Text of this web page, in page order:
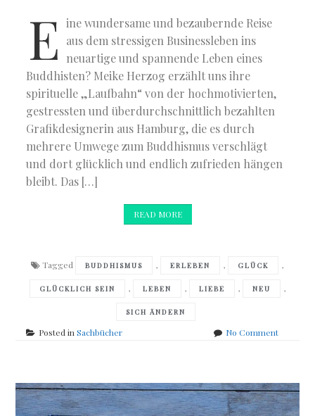
E ine wundersame und bezaubernde Reise
aus dem stressigen Businessleben ins
neuartige und spannende Leben eines
Buddhisten? Meike Herzog erzählt uns ihre
spirituelle „Laufbahn“ von der hochmotivierten,
gestressten und überdurchschnittlich bezahlten
Grafikdesignerin aus Hamburg, die es durch
mehrere Umwege zum Buddhismus verschlägt
und dort glücklich und endlich zufrieden hängen
bleibt. Das […]
READ MORE
Tagged BUDDHISMUS , ERLEBEN , GLÜCK ,
GLÜCKLICH SEIN , LEBEN , LIEBE , NEU ,
SICH ÄNDERN
Posted inSachbücher No Commenton
im
Business!